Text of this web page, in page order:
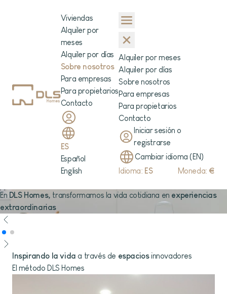
Viviendas
Alquiler por
meses
Alquiler por días
Sobre nosotros
Para empresas
Para propietarios
Contacto
ES
Español
English
Alquiler por meses
Alquiler por días
Sobre nosotros
Para empresas
Para propietarios
Contacto
Iniciar sesión o
registrarse
Cambiar idioma (EN)
Idioma: ES Moneda: €
En DLS Homes, transformamos la vida cotidiana en experiencias
extraordinarias
Inspirando la vida a través de espaciosinnovadores
El método DLS Homes